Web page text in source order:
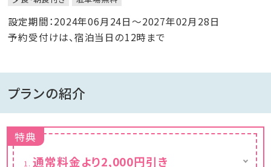
設定期間：2024年06月24日～2027年02月28日
予約受付けは、宿泊当日の12時まで
プランの紹介
特典
通常料金より2,000円引き